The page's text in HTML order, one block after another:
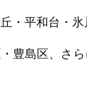
・平和台・
豊島区、さ